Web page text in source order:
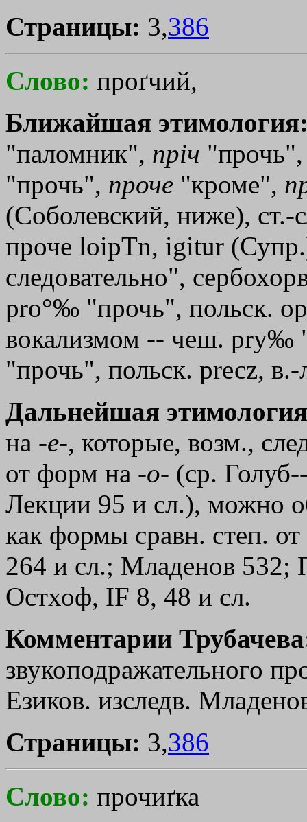
Страницы: 3,386
Слово: проґчий,
Ближайшая
"паломник", прiч
"прочь", проче "кроме",
(Соболевский, ниже), ст.-
проче loipТn, igitur
следовательно",
pro°‰ "прочь", польск.
вокализмом -- чеш. рrу‰
"прочь", польск. рrесz,
Дальнейшая
на -е-, которые, возм.,
от форм на -о- (ср.
Лекции 95 и сл.),
как формы сравн. степ.
264 и сл.; Младенов
Остхоф, IF 8, 48 и сл.
Комментарии
звукоподражательного
Езиков. изследв.
Страницы: 3,386
Слово: прочиґка